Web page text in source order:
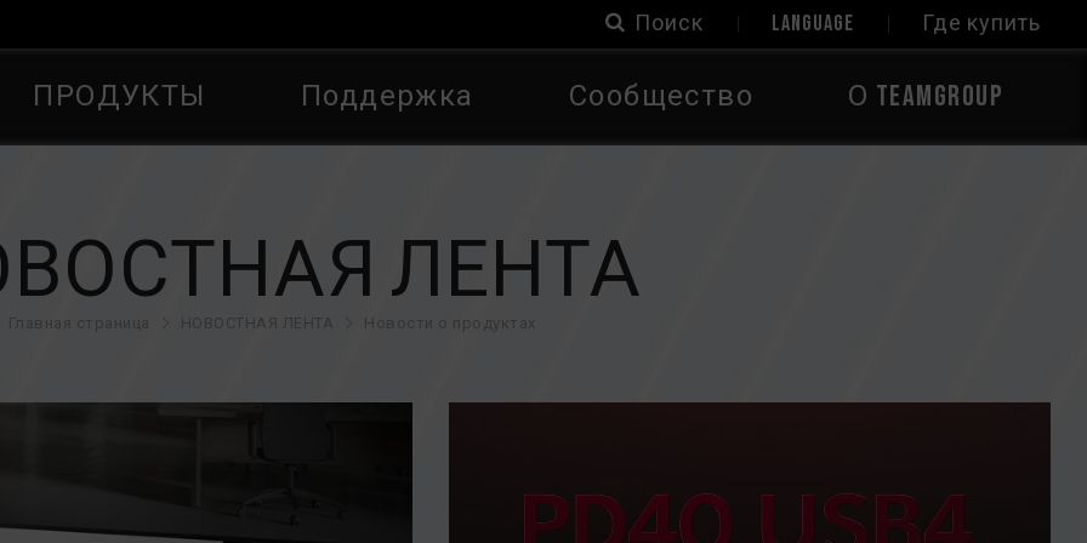
Поиск LANGUAGE Где купить
ПРОДУКТЫ Поддержка Сообщество О TEAMGROUP
ЛЕНТА
Главная страница НОВОСТНАЯ ЛЕНТА Новости о продуктах